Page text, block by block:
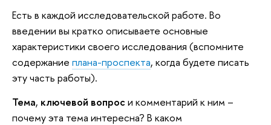
Есть в каждой исследовательской работе. Во
введении вы кратко описываете основные
характеристики своего исследования (вспомните
содержание плана-проспекта, когда будете писать
эту часть работы).
Тема, ключевой вопроси комментарий к ним –
почему эта тема интересна? В каком